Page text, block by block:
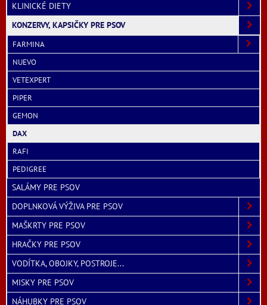
KLINICKÉ DIETY
KONZERVY, KAPSIČKY PRE PSOV
FARMINA
NUEVO
VETEXPERT
PIPER
GEMON
DAX
RAFI
PEDIGREE
SALÁMY PRE PSOV
DOPLNKOVÁ VÝŽIVA PRE PSOV
MAŠKRTY PRE PSOV
HRAČKY PRE PSOV
VODÍTKA, OBOJKY, POSTROJE...
MISKY PRE PSOV
NÁHUBKY PRE PSOV